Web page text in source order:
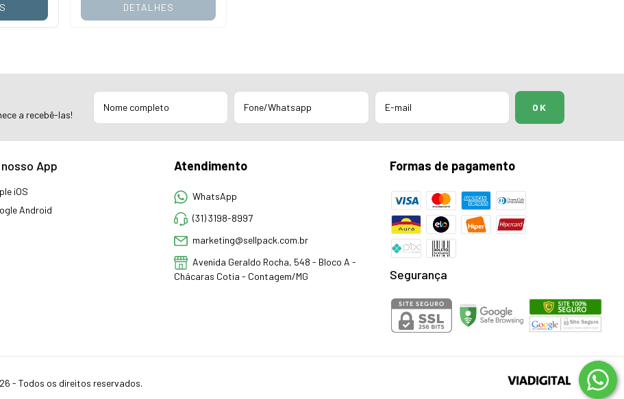
DETALHES
a recebê-las!
App
iOS
Android
Atendimento
WhatsApp
(31) 3198-8997
marketing@sellpack.com.br
Avenida Geraldo Rocha, 548 - Bloco A -
Chácaras Cotia - Contagem/MG
Formas de pagamento
Segurança
- Todos os direitos reservados.